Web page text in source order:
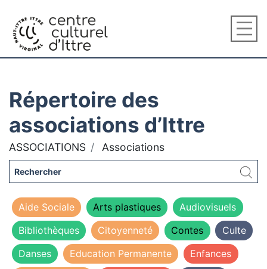
Répertoire des
associations d’Ittre
ASSOCIATIONS Associations
Aide Sociale Arts plastiques
Audiovisuels
Bibliothèques
Citoyenneté Contes
Culte
Danses
Education Permanente
Enfances